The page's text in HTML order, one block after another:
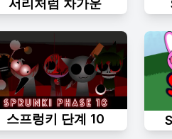
서리처럼 차가운
스프렁키 단계 10